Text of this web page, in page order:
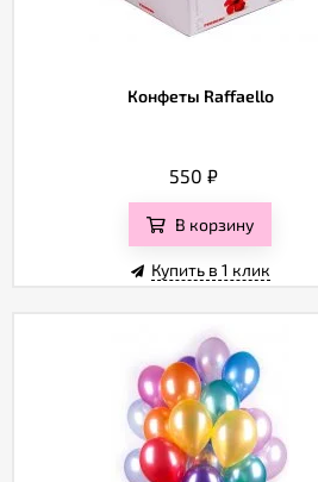
Конфеты Raffaello
550 ₽
В корзину
Купить в 1 клик